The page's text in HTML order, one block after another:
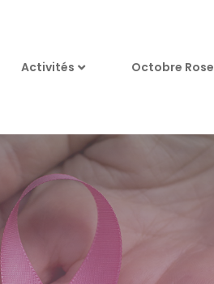
Activités Octobre Rose